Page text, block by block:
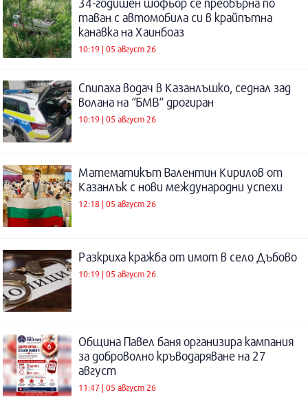
таван с автомобила си в крайпътна
канавка на Хаинбоаз
10:19 | 05 август 26
Спипаха водач в Казанлъшко, седнал зад
волана на “БМВ“ дрогиран
10:19 | 05 август 26
Математикът Валентин Кирилов от
Казанлък с нови международни успехи
12:18 | 05 август 26
Разкриха кражба от имот в село Дъбово
10:19 | 05 август 26
Община Павел баня организира кампания
за доброволно кръводаряване на 27
август
11:47 | 05 август 26